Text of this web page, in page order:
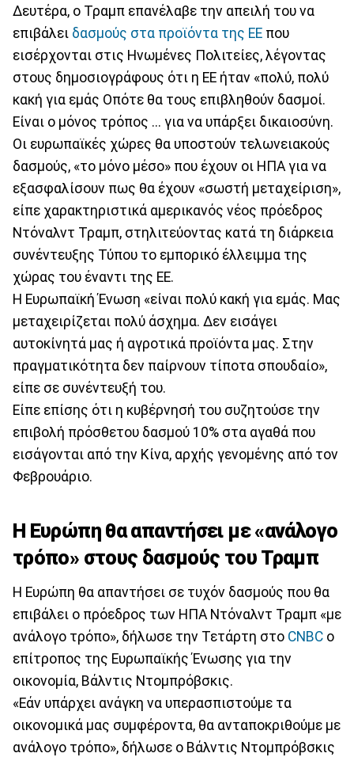
Δευτέρα, ο Τραμπ επανέλαβε την απειλή του να
επιβάλει δασμούς στα προϊόντα της ΕΕ που
εισέρχονται στις Ηνωμένες Πολιτείες, λέγοντας
στους δημοσιογράφους ότι η ΕΕ ήταν «πολύ, πολύ
κακή για εμάς Οπότε θα τους επιβληθούν δασμοί.
Είναι ο μόνος τρόπος ... για να υπάρξει δικαιοσύνη.
Οι ευρωπαϊκές χώρες θα υποστούν τελωνειακούς
δασμούς, «το μόνο μέσο» που έχουν οι ΗΠΑ για να
εξασφαλίσουν πως θα έχουν «σωστή μεταχείριση»,
είπε χαρακτηριστικά αμερικανός νέος πρόεδρος
Ντόναλντ Τραμπ, στηλιτεύοντας κατά τη διάρκεια
συνέντευξης Τύπου το εμπορικό έλλειμμα της
χώρας του έναντι της ΕΕ.
Η Ευρωπαϊκή Ένωση «είναι πολύ κακή για εμάς. Μας
μεταχειρίζεται πολύ άσχημα. Δεν εισάγει
αυτοκίνητά μας ή αγροτικά προϊόντα μας. Στην
πραγματικότητα δεν παίρνουν τίποτα σπουδαίο»,
είπε σε συνέντευξή του.
Είπε επίσης ότι η κυβέρνησή του συζητούσε την
επιβολή πρόσθετου δασμού 10% στα αγαθά που
εισάγονται από την Κίνα, αρχής γενομένης από τον
Φεβρουάριο.
Η Ευρώπη θα απαντήσει με «ανάλογο
τρόπο» στους δασμούς του Τραμπ
Η Ευρώπη θα απαντήσει σε τυχόν δασμούς που θα
επιβάλει ο πρόεδρος των ΗΠΑ Ντόναλντ Τραμπ «με
ανάλογο τρόπο», δήλωσε την Τετάρτη στο CNBC ο
επίτροπος της Ευρωπαϊκής Ένωσης για την
οικονομία, Βάλντις Ντομπρόβσκις.
«Εάν υπάρχει ανάγκη να υπερασπιστούμε τα
οικονομικά μας συμφέροντα, θα ανταποκριθούμε με
ανάλογο τρόπο», δήλωσε ο Βάλντις Ντομπρόβσκις